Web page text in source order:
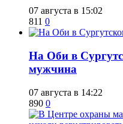
07 августа в 15:02
811 0
​На Оби в
мужчина
07 августа в 14:22
890 0